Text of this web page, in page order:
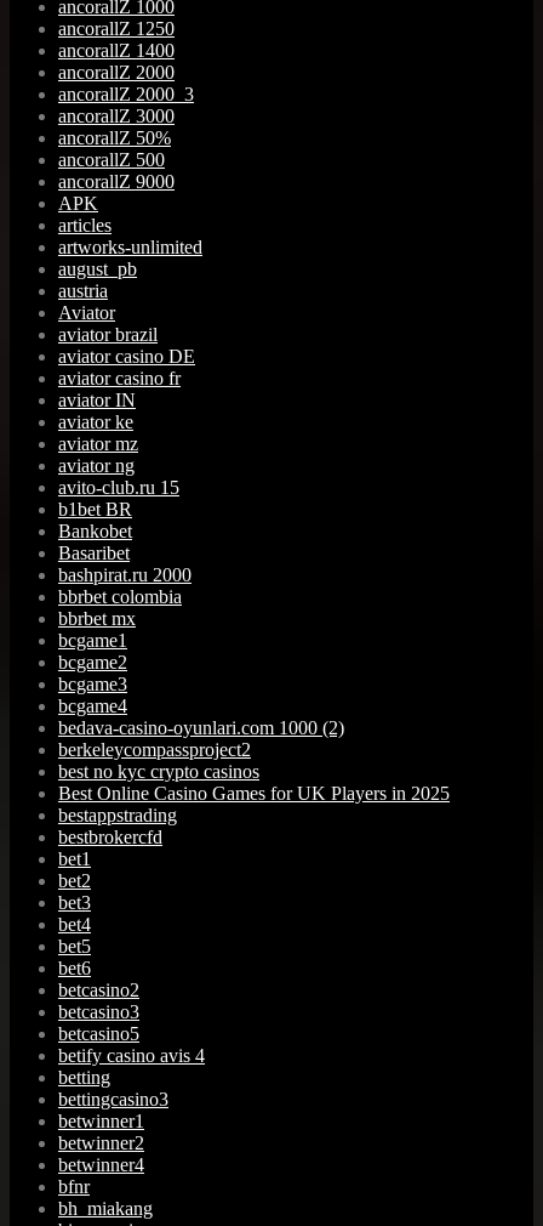
ancorallZ 1000
ancorallZ 1250
ancorallZ 1400
ancorallZ 2000
ancorallZ 2000_3
ancorallZ 3000
ancorallZ 50%
ancorallZ 500
ancorallZ 9000
APK
articles
artworks-unlimited
august_pb
austria
Aviator
aviator brazil
aviator casino DE
aviator casino fr
aviator IN
aviator ke
aviator mz
aviator ng
avito-club.ru 15
b1bet BR
Bankobet
Basaribet
bashpirat.ru 2000
bbrbet colombia
bbrbet mx
bcgame1
bcgame2
bcgame3
bcgame4
bedava-casino-oyunlari.com 1000 (2)
berkeleycompassproject2
best no kyc crypto casinos
Best Online Casino Games for UK Players in 2025
bestappstrading
bestbrokercfd
bet1
bet2
bet3
bet4
bet5
bet6
betcasino2
betcasino3
betcasino5
betify casino avis 4
betting
bettingcasino3
betwinner1
betwinner2
betwinner4
bfnr
bh_miakang